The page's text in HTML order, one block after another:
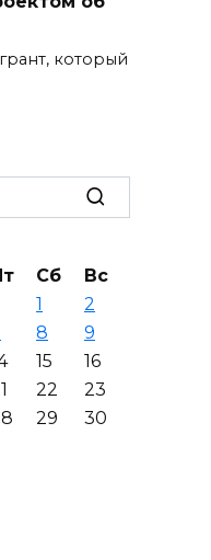
который
Сб
Вс
1
2
8
9
15
16
22
23
29
30